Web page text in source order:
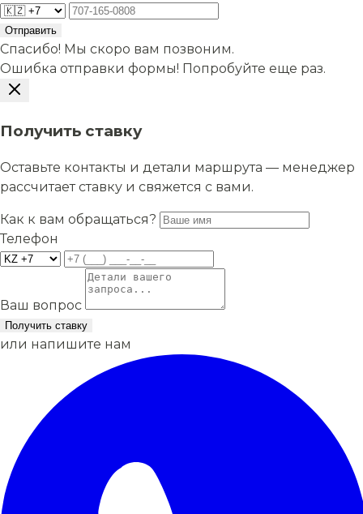
Отправить
Спасибо! Мы скоро вам позвоним.
Ошибка отправки формы! Попробуйте еще раз.
Получить ставку
Оставьте контакты и детали маршрута — менеджер
рассчитает ставку и свяжется с вами.
Как к вам обращаться?
Телефон
Ваш вопрос
Получить ставку
или напишите нам